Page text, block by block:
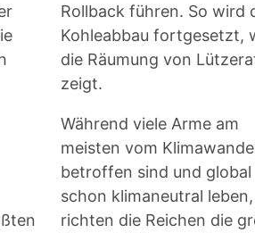
Rollback führen. So wird
Kohleabbau fortgesetzt,
die Räumung von
zeigt.
Während viele Arme am
meisten vom
betroffen sind und global
schon klimaneutral leben,
richten die Reichen die